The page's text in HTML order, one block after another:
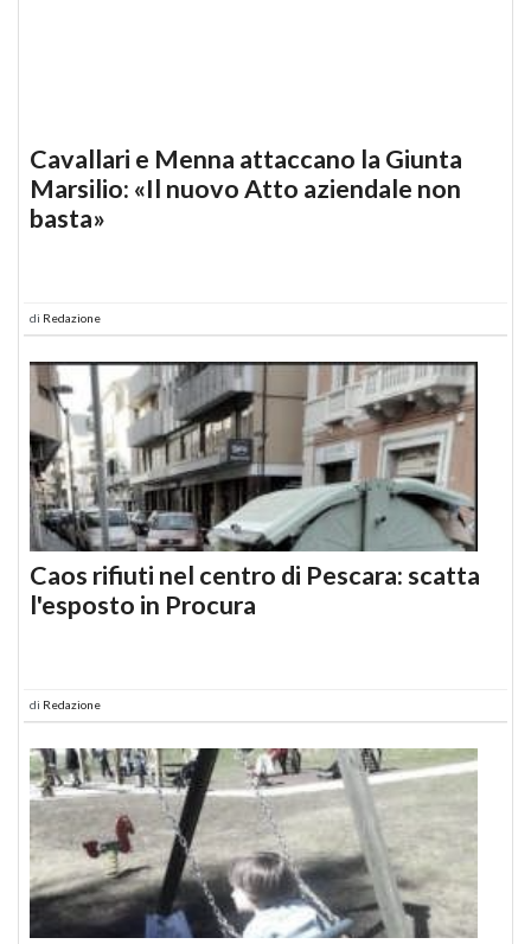
Cavallari e Menna attaccano la Giunta
Marsilio: «Il nuovo Atto aziendale non
basta»
di Redazione
Caos rifiuti nel centro di Pescara: scatta
l'esposto in Procura
di Redazione